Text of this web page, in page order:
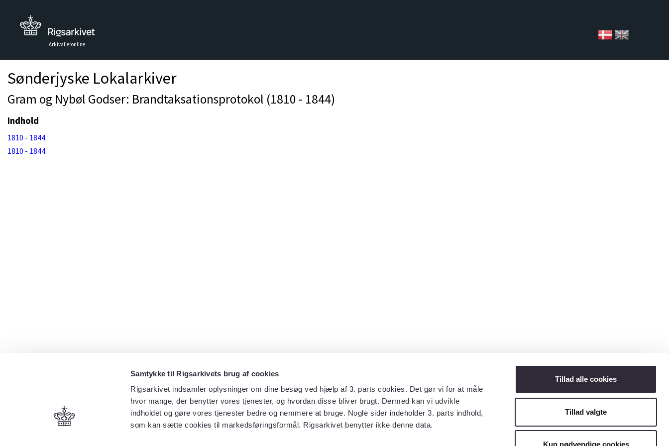
Samtykke til Rigsarkivets brug af cookies
Rigsarkivet indsamler oplysninger om dine besøg ved hjælp af 3. parts cookies. Det gør vi for at måle
hvor mange, der benytter vores tjenester, og hvordan disse bliver brugt. Dermed kan vi udvikle
indholdet og gøre vores tjenester bedre og nemmere at bruge. Nogle sider indeholder 3. parts indhold,
som kan sætte cookies til markedsføringsformål. Rigsarkivet benytter ikke denne data.
Tillad alle cookies
Tillad valgte
Kun nødvendige cookies
Arkivalieronline
Sønderjyske Lokalarkiver
Gram og Nybøl Godser: Brandtaksationsprotokol (1810 - 1844)
Indhold
1810 - 1844
1810 - 1844